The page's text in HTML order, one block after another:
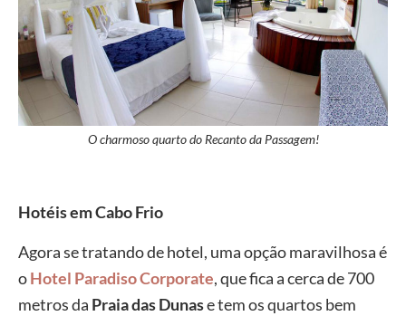
O charmoso quarto do Recanto da Passagem!
Hotéis em Cabo Frio
Agora se tratando de hotel, uma opção maravilhosa é
oHotel Paradiso Corporate, que fica a cerca de 700
metros da Praia das Dunase tem os quartos bem